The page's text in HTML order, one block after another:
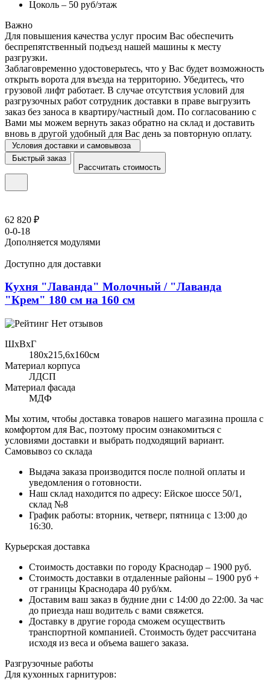
Цоколь – 50 руб/этаж
Важно
Для повышения качества услуг просим Вас обеспечить
беспрепятственный подъезд нашей машины к месту
разгрузки.
Заблаговременно удостоверьтесь, что у Вас будет возможность
открыть ворота для въезда на территорию. Убедитесь, что
грузовой лифт работает. В случае отсутствия условий для
разгрузочных работ сотрудник доставки в праве выгрузить
заказ без заноса в квартиру/частный дом. По согласованию с
Вами мы можем вернуть заказ обратно на склад и доставить
вновь в другой удобный для Вас день за повторную оплату.
Условия доставки и самовывоза
Быстрый заказ
Рассчитать стоимость
62 820 ₽
0-0-18
Дополняется модулями
Доступно для доставки
Кухня "Лаванда" Молочный / "Лаванда
"Крем" 180 см на 160 см
Нет отзывов
ШхВхГ
180x215,6х160см
Материал корпуса
ЛДСП
Материал фасада
МДФ
Мы хотим, чтобы доставка товаров нашего магазина прошла с
комфортом для Вас, поэтому просим ознакомиться с
условиями доставки и выбрать подходящий вариант.
Самовывоз со склада
Выдача заказа производится после полной оплаты и
уведомления о готовности.
Наш склад находится по адресу: Ейское шоссе 50/1,
склад №8
График работы: вторник, четверг, пятница с 13:00 до
16:30.
Курьерская доставка
Стоимость доставки по городу Краснодар – 1900 руб.
Стоимость доставки в отдаленные районы – 1900 руб +
от границы Краснодара 40 руб/км.
Доставим ваш заказ в будние дни с 14:00 до 22:00. За час
до приезда наш водитель с вами свяжется.
Доставку в другие города сможем осуществить
транспортной компанией. Стоимость будет рассчитана
исходя из веса и объема вашего заказа.
Разгрузочные работы
Для кухонных гарнитуров: